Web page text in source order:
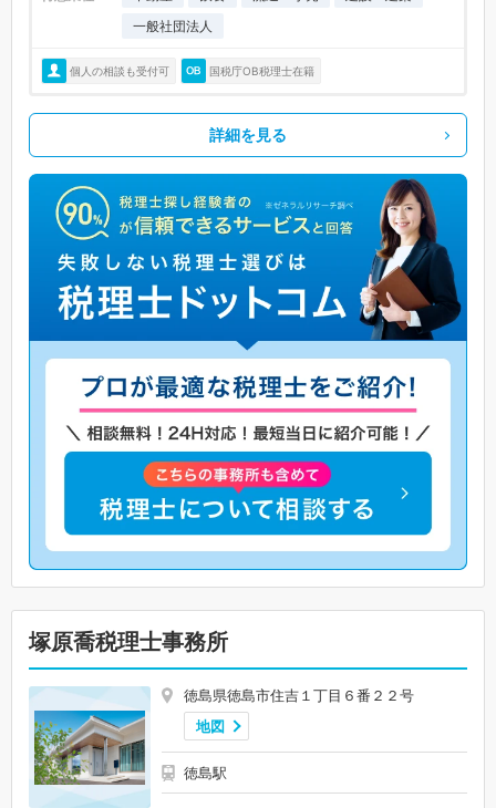
一般社団法人
個人の相談も受付可 国税庁OB税理士在籍
詳細を見る
塚原喬税理士事務所
徳島県徳島市住吉１丁目６番２２号
地図
徳島駅